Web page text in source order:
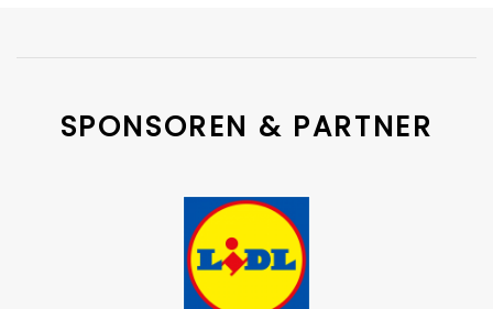
SPONSOREN & PARTNER